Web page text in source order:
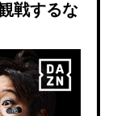
戦するな